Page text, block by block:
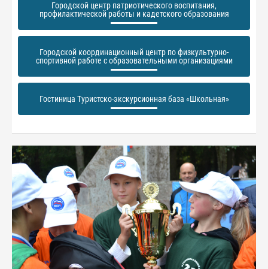
Городской центр патриотического воспитания,
профилактической работы и кадетского образования
Городской координационный центр по физкультурно-
спортивной работе с образовательными организациями
Гостиница Туристско-экскурсионная база «Школьная»